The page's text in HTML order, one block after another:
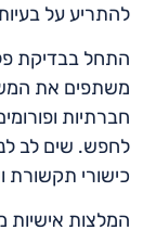
להתריע על
התחל בבדיקת
משתפים את
חברתיות
לחפש. שים לב
כישורי תקשורת
המלצות אישיות